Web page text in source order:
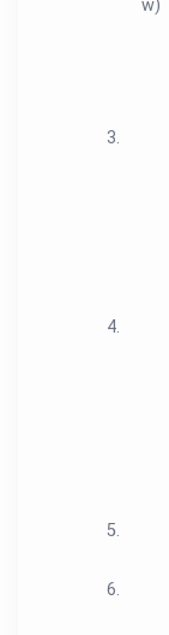
w)
3.
4.
5.
6.